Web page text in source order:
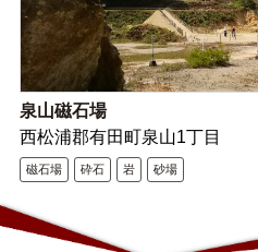
泉山磁石場
西松浦郡有田町泉山1丁目
磁石場 砕石 岩 砂場